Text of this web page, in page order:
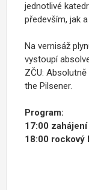
jednotlivé
především, jak
Na vernisáž
vystoupí
ZČU:
the Pilsener.
Program:
17:00
18:00 rockový